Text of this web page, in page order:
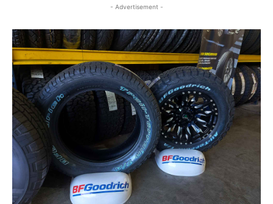
- Advertisement -